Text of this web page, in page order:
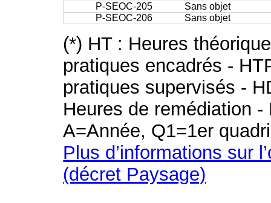
P-SEOC-205
Sans objet
P-SEOC-206
Sans objet
(*) HT : Heures
pratiques encadrés -
pratiques supervisés -
Heures de remédiation
A=Année, Q1=1er
Plus d’informations sur
(décret Paysage)